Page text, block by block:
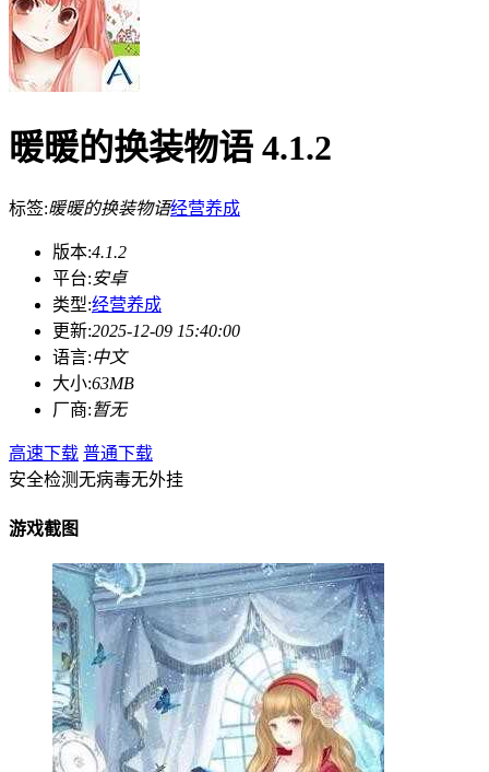
暖暖的换装物语 4.1.2
标签:暖暖的换装物语经营养成
版本:4.1.2
平台:安卓
类型:经营养成
更新:2025-12-09 15:40:00
语言:中文
大小:63MB
厂商:暂无
高速下载 普通下载
安全检测无病毒无外挂
游戏截图